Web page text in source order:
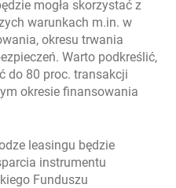
mogła skorzystać z
warunkach m.in. w
okresu trwania
Warto podkreślić,
do 80 proc. transakcji
okresie finansowania
leasingu będzie
instrumentu
Funduszu